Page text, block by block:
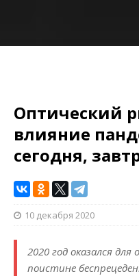
Оптический
влияние
сегодня,
10 декабря 2020
2020 год оказался для
поистине